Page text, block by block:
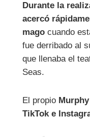
Durante la
acercó
mago cuando
fue derribado al
que llenaba el
Seas.
El propio
TikTok e